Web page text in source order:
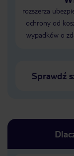
rozszerza
ochrony od
wypadków o
Sprawdź